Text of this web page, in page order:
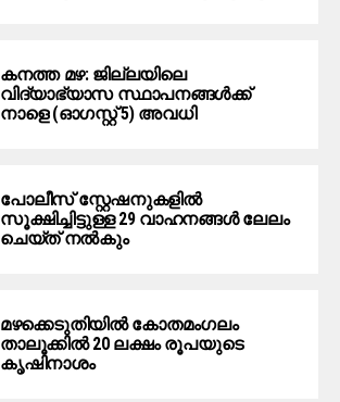
കനത്ത മഴ: ജില്ലയിലെ
വിദ്യാഭ്യാസ സ്ഥാപനങ്ങൾക്ക്
നാളെ (ഓഗസ്റ്റ് 5) അവധി
പോലീസ് സ്റ്റേഷനുകളിൽ
സൂക്ഷിച്ചിട്ടുള്ള 29 വാഹനങ്ങൾ ലേലം
ചെയ്ത് നൽകും
മഴക്കെടുതിയിൽ കോതമംഗലം
താലൂക്കിൽ 20 ലക്ഷം രൂപയുടെ
കൃഷിനാശം